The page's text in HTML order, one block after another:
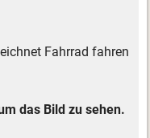
Fahrrad fahren
das Bild zu sehen.